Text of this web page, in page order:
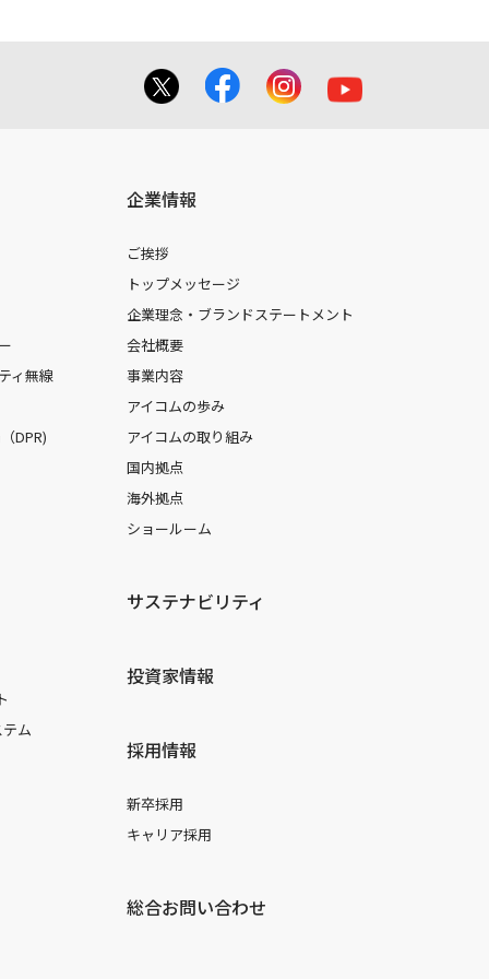
ィ無線
DPR)
ム
企業情報
ご挨拶
トップメッセージ
企業理念・ブランドステートメント
会社概要
事業内容
アイコムの歩み
アイコムの取り組み
国内拠点
海外拠点
ショールーム
サステナビリティ
投資家情報
採用情報
新卒採用
キャリア採用
総合お問い合わせ